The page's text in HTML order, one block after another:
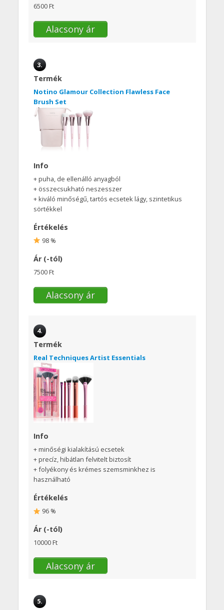
6500 Ft
Alacsony ár
3.
Termék
Notino Glamour Collection Flawless Face
Brush Set
Info
+ puha, de ellenálló anyagból
+ összecsukható neszesszer
+ kiváló minőségű, tartós ecsetek lágy, szintetikus
sörtékkel
Értékelés
98 %
Ár (-tól)
7500 Ft
Alacsony ár
4.
Termék
Real Techniques Artist Essentials
Info
+ minőségi kialakítású ecsetek
+ precíz, hibátlan felvitelt biztosít
+ folyékony és krémes szemsminkhez is
használható
Értékelés
96 %
Ár (-tól)
10000 Ft
Alacsony ár
5.